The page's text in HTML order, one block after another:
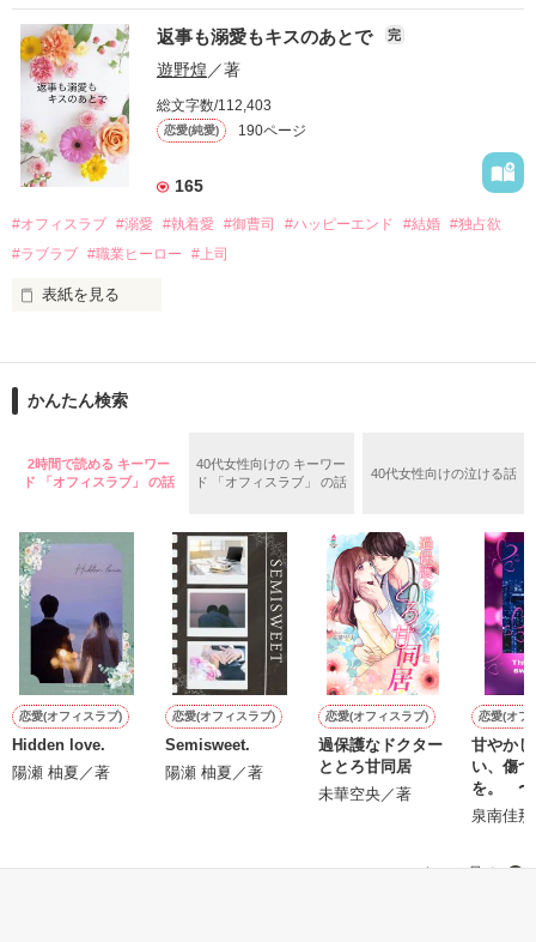
『責任をとる、結婚しよう』と真っ直ぐに告げてきた。
戸惑う美桜とは裏腹に、好きという気持ちを隠すことなく
甘やかしてくる。
そんなある日、哲平は美桜がストーカー被害に
遭っていることを知る。
美桜を守るため、哲平は同居を提案してきて――。
夏木美桜(なつきみお)
鳴海哲平 (なるみてっぺい)
2026.6.5～2026.7.25
＊以前、公開していた話の改稿版です＊
作品を読む
おかしな噂を流されて前の職場でうまくいかなかった梅田美
桜は、海外で傷心旅行をしていたところ、日本人美青年と出会
い、酒の勢いもあり一夜限りの関係となる。
帰国後、美桜は新しい職場でワンナイトした美青年と再会。
なんと彼の正体は、とある財閥御曹司にも関わらず、一族を離
れて起業した新進気鋭の実業家、社内でも冷徹だと評判な社長
――御影恭司その人だったのだ――！
なぜか恭司から飼い猫の世話係を命じられた美桜は、猫の世
の関係となってしまい――？
返事も溺愛もキスのあとで 完
遊野煌 ／著
総文字数/112,403
恋愛(純愛) 190ページ
165
#オフィスラブ #溺愛 #執着愛 #御曹司 #ハッピーエンド #結婚 #独占欲
#ラブラブ #職業ヒーロー #上司
表紙を見る
ションの企画戦略室で働いている。
めた、同期で恋人の石垣守（26）がいるのだが、後輩の姫原由
いた。
守と由羅から『便利屋雛子』と馬鹿にされ、一人こっそり泣い
た上、同居まで提案してきて──？
鷹哉『宜しくな、俺の雛子』🦅
雛子『俺の……ひぃ、雛子？！！！』🐥
シゴデキで冷徹な上司が見せる素顔は、なぜか想像以上に甘く
て……🐥💓🦅
※表紙も作中使用の画像も全てフリー素材です。
※執筆期間2026.6.3〜7.20完結です。
※他サイトさんにて恋愛トレンド1位でした〜良かったら読ん
かんたん検索
2時間で読める キーワー
ド 「オフィスラブ」 の話
40代女性向けの キーワー
ド 「オフィスラブ」 の話
40代女性向けの泣ける話
恋愛(オフィスラブ)
Hidden love.
陽瀬 柚夏／著
恋愛(オフィスラブ)
Semisweet.
陽瀬 柚夏／著
恋愛(オフィスラブ)
過保護なドクター
ととろ甘同居
未華空央／著
恋愛(オフ
甘やか
い、傷
を。 〜
は強引
泉南佳
もっと見る